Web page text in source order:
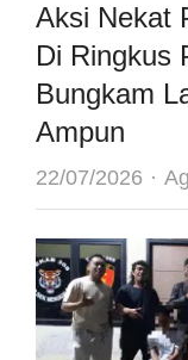
Aksi Nekat
Di Ringkus
Bungkam
Ampun
22/07/2026